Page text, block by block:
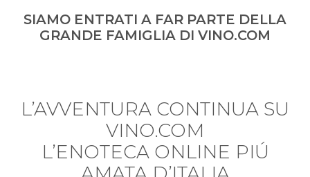
SIAMO ENTRATI A FAR PARTE DELLA
GRANDE FAMIGLIA DI VINO.COM
L’AVVENTURA CONTINUA SU
VINO.COM
L’ENOTECA ONLINE PIÚ